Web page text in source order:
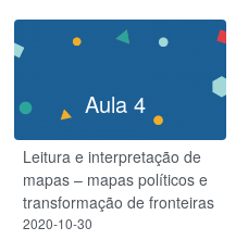
Aula 4
Leitura e interpretação de
mapas – mapas políticos e
transformação de fronteiras
2020-10-30